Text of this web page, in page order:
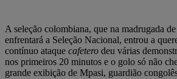
A seleção colombiana, que na madrugada
enfrentará a Seleção Nacional, entrou a
contínuo ataque cafetero deu várias
nos primeiros 20 minutos e o golo só não
grande exibição de Mpasi, guardião